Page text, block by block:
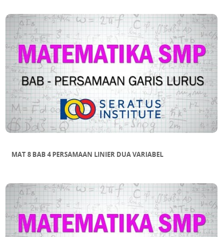
MAT 8 BAB 4 PERSAMAAN LINIER DUA VARIABEL